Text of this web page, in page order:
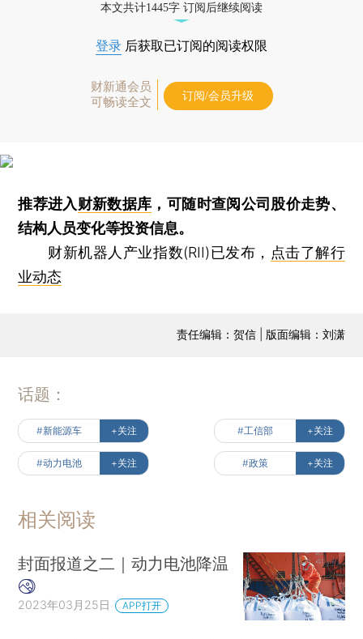
本文共计1445字 订阅后继续阅读
登录 后获取已订阅的阅读权限
财新通会员
可畅读全文
订阅/会员升级
推荐进入财新数据库 ，可随时查阅公司股价走势、
结构人员变化等投资信息。
财新机器人产业指数(RII)已发布， 点击了解行
业动态
责任编辑：贺信 | 版面编辑：刘潇
话题：
#新能源车 +关注 #工信部 +关注
#动力电池 +关注 #政策 +关注
相关阅读
封面报道之二｜动力电池降温
2023年03月25日 APP打开